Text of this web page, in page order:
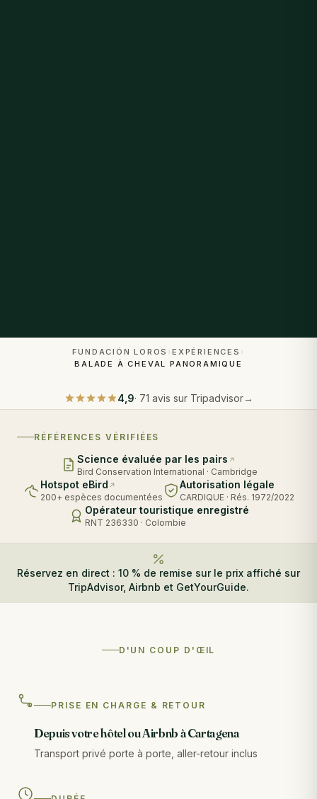
FUNDACIÓN LOROS ›EXPÉRIENCES ›
BALADE À CHEVAL PANORAMIQUE
4,9· 71 avis sur Tripadvisor→
RÉFÉRENCES VÉRIFIÉES
Science évaluée par les pairs
Bird Conservation International · Cambridge
Hotspot eBird
200+ espèces documentées
Autorisation légale
CARDIQUE · Rés. 1972/2022
Opérateur touristique enregistré
RNT 236330 · Colombie
Réservez en direct : 10 % de remise sur le prix affiché sur
TripAdvisor, Airbnb et GetYourGuide.
D'UN COUP D'ŒIL
PRISE EN CHARGE & RETOUR
Depuis votre hôtel ou Airbnb à Cartagena
Transport privé porte à porte, aller-retour inclus